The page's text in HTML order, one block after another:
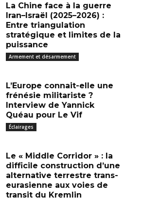
La Chine face à la guerre
Iran–Israël (2025–2026) :
Entre triangulation
stratégique et limites de la
puissance
Armement et désarmement
L’Europe connait-elle une
frénésie militariste ?
Interview de Yannick
Quéau pour Le Vif
Éclairages
Le « Middle Corridor » : la
difficile construction d’une
alternative terrestre trans-
eurasienne aux voies de
transit du Kremlin